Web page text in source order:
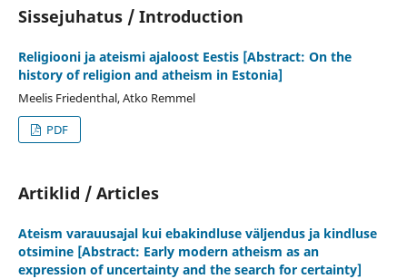
Sissejuhatus / Introduction
Religiooni ja ateismi ajaloost Eestis [Abstract: On the
history of religion and atheism in Estonia]
Meelis Friedenthal, Atko Remmel
PDF
Artiklid / Articles
Ateism varauusajal kui ebakindluse väljendus ja kindluse
otsimine [Abstract: Early modern atheism as an
expression of uncertainty and the search for certainty]